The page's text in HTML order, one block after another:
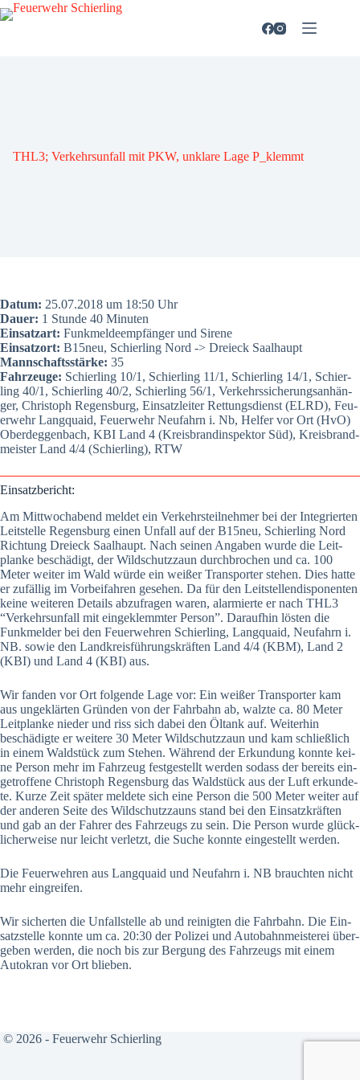
Zum
Inhalt
THL3; Ver­kehrs­un­fall mit PKW, unkla­re Lage P_klemmt
Datum: 25.07.2018 um 18:50 Uhr
Dau­er: 1 Stun­de 40 Minu­ten
Ein­satz­art: Funk­mel­de­emp­fän­ger und Sire­ne
Ein­satz­ort: B15neu, Schier­ling Nord -> Drei­eck Saal­haupt
Mann­schafts­stär­ke: 35
Fahr­zeu­ge: Schier­ling 10/1, Schier­ling 11/1, Schier­ling 14/1, Schier­
ling 40/1, Schier­ling 40/2, Schier­ling 56/1, Ver­kehrs­si­che­rungs­an­hän­
ger, Chris­toph Regens­burg, Ein­satz­lei­ter Ret­tungs­dienst (ELRD), Feu­
er­wehr Lang­quaid, Feu­er­wehr Neu­fahrn i. Nb, Hel­fer vor Ort (HvO)
Oberdeg­gen­bach, KBI Land 4 (Kreis­brand­in­spek­tor Süd), Kreis­brand­
meis­ter Land 4/4 (Schier­ling), RTW
Ein­satz­be­richt:
Am Mitt­woch­abend mel­det ein Ver­kehrs­teil­neh­mer bei der Inte­grier­ten
Leit­stel­le Regens­burg einen Unfall auf der B15neu, Schier­ling Nord
Rich­tung Drei­eck Saal­haupt. Nach sei­nen Anga­ben wur­de die Leit­
plan­ke beschä­digt, der Wild­schutz­zaun durch­bro­chen und ca. 100
Meter wei­ter im Wald wür­de ein wei­ßer Trans­por­ter ste­hen. Dies hat­te
er zufäl­lig im Vor­bei­fah­ren gese­hen. Da für den Leit­stel­len­dis­po­nen­ten
kei­ne wei­te­ren Details abzu­fra­gen waren, alar­mier­te er nach THL3
“Ver­kehrs­un­fall mit ein­ge­klemm­ter Per­son”. Dar­auf­hin lös­ten die
Funk­mel­der bei den Feu­er­weh­ren Schier­ling, Lang­quaid, Neu­fahrn i.
NB. sowie den Land­kreis­füh­rungs­kräf­ten Land 4/4 (KBM), Land 2
(KBI) und Land 4 (KBI) aus.
Wir fan­den vor Ort fol­gen­de Lage vor: Ein wei­ßer Trans­por­ter kam
aus unge­klär­ten Grün­den von der Fahr­bahn ab, walz­te ca. 80 Meter
Leit­plan­ke nie­der und riss sich dabei den Öltank auf. Wei­ter­hin
beschä­dig­te er wei­te­re 30 Meter Wild­schutz­zaun und kam schließ­lich
in einem Wald­stück zum Ste­hen. Wäh­rend der Erkun­dung konn­te kei­
ne Per­son mehr im Fahr­zeug fest­ge­stellt wer­den sodass der bereits ein­
ge­trof­fe­ne Chris­toph Regens­burg das Wald­stück aus der Luft erkun­de­
te. Kur­ze Zeit spä­ter mel­de­te sich eine Per­son die 500 Meter wei­ter auf
der ande­ren Sei­te des Wild­schutz­zauns stand bei den Ein­satz­kräf­ten
und gab an der Fah­rer des Fahr­zeugs zu sein. Die Per­son wur­de glück­
li­cher­wei­se nur leicht ver­letzt, die Suche konn­te ein­ge­stellt wer­den.
Die Feu­er­weh­ren aus Lang­quaid und Neu­fahrn i. NB brauch­ten nicht
mehr ein­grei­fen.
Wir sicher­ten die Unfall­stel­le ab und rei­nig­ten die Fahr­bahn. Die Ein­
satz­stel­le konn­te um ca. 20:30 der Poli­zei und Auto­bahn­meis­te­rei über­
ge­ben wer­den, die noch bis zur Ber­gung des Fahr­zeugs mit einem
Auto­kran vor Ort blie­ben.
© 2026 - Feuerwehr Schierling